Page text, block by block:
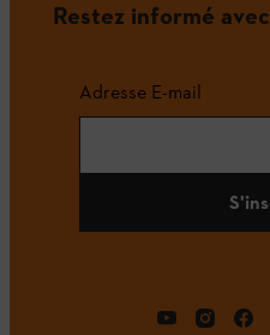
Restez informé
Adresse E-mail